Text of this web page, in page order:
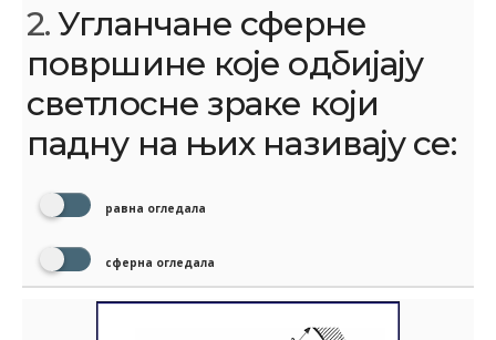
2.Угланчане сферне
површине које одбијају
светлосне зраке који
падну на њих називају се:
равна огледала
сферна огледала